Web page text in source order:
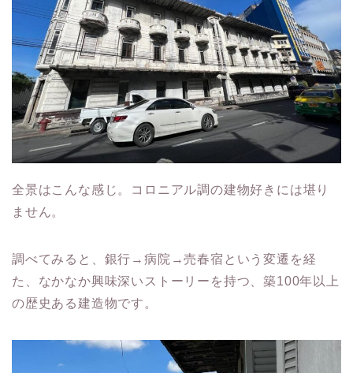
全景はこんな感じ。コロニアル調の建物好きには堪り
ません。
調べてみると、銀行→病院→売春宿という変遷を経
た、なかなか興味深いストーリーを持つ、築100年以上
の歴史ある建造物です。